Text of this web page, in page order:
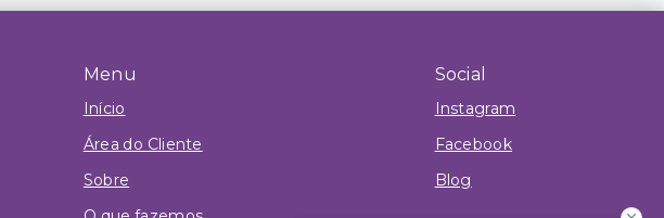
Menu
Início
Área do Cliente
Sobre
Social
Instagram
Facebook
Blog